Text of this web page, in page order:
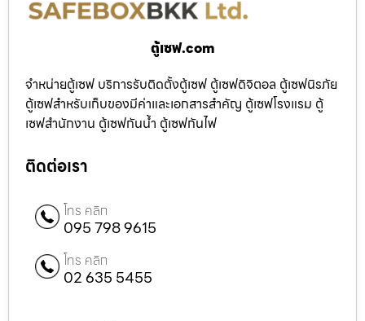
ตู้เซฟ.com
จำหน่ายตู้เซฟ บริการรับติดตั้งตู้เซฟ ตู้เซฟดิจิตอล ตู้เซฟนิรภัย
ตู้เซฟสำหรับเก็บของมีค่าและเอกสารสำคัญ ตู้เซฟโรงแรม ตู้
เซฟสำนักงาน ตู้เซฟกันน้ำ ตู้เซฟกันไฟ
ติดต่อเรา
โทร คลิก
095 798 9615
โทร คลิก
02 635 5455